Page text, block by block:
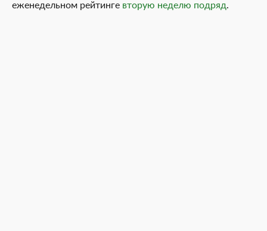
еженедельном рейтинге вторую неделю подряд.